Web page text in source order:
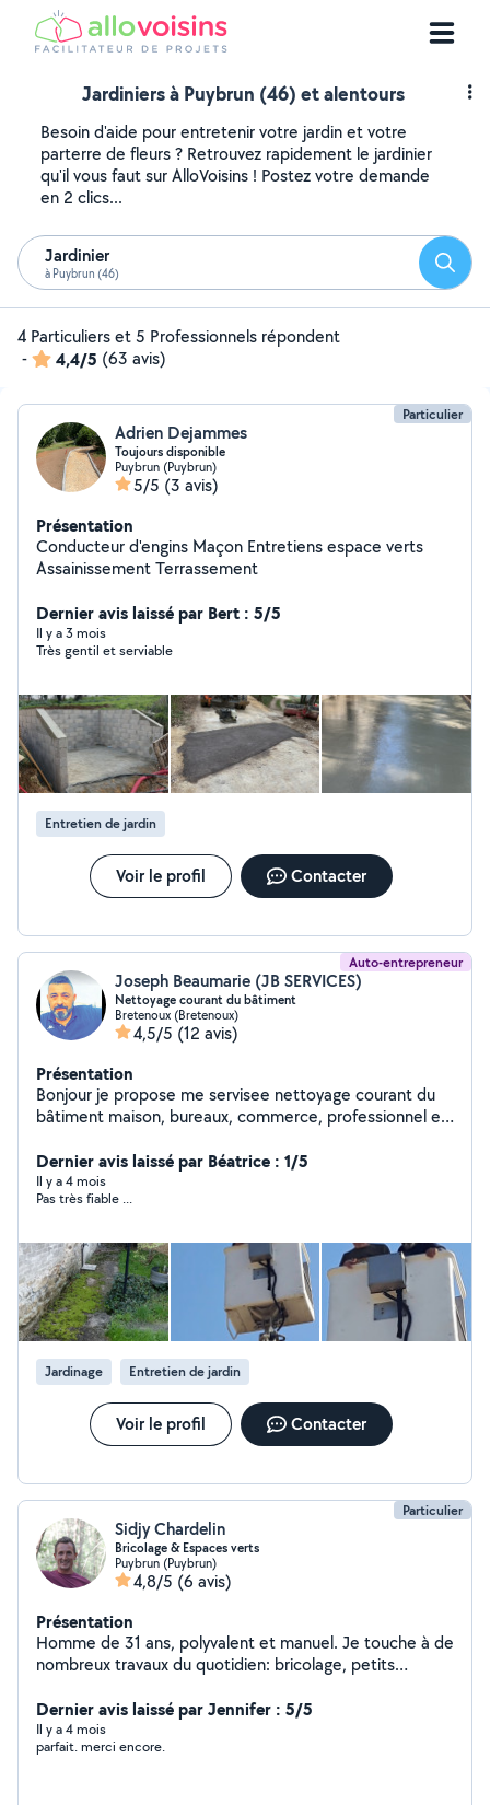
Jardiniers à Puybrun (46) et alentours
Besoin d'aide pour entretenir votre jardin et votre
parterre de fleurs ? Retrouvez rapidement le jardinier
qu'il vous faut sur AlloVoisins ! Postez votre demande
en 2 clics...
Jardinier
à Puybrun (46)
4 Particuliers et 5 Professionnels répondent
-
4,4/5 (63 avis)
Particulier
Adrien Dejammes
Toujours disponible
Puybrun (Puybrun)
5/5 (3 avis)
Présentation
Conducteur d'engins Maçon Entretiens espace verts
Assainissement Terrassement
Dernier avis laissé par Bert : 5/5
Il y a 3 mois
Très gentil et serviable
Entretien de jardin
Voir le profil Contacter
Auto-entrepreneur
Joseph Beaumarie (JB SERVICES)
Nettoyage courant du bâtiment
Bretenoux (Bretenoux)
4,5/5 (12 avis)
Présentation
Bonjour je propose me servisee nettoyage courant du
bâtiment maison, bureaux, commerce, professionnel et
entretien Parc et jardin évacuation des échets verts ,
(traitement anti mousse) pour plus de renseignements
esite pas à prendre contact pour vos futurs projets de
travaux effectués dans les plus brefs délais
Dernier avis laissé par Béatrice : 1/5
Il y a 4 mois
Pas très fiable ...
Jardinage Entretien de jardin
Voir le profil Contacter
Particulier
Sidjy Chardelin
Bricolage & Espaces verts
Puybrun (Puybrun)
4,8/5 (6 avis)
Présentation
Homme de 31 ans, polyvalent et manuel. Je touche à de
nombreux travaux du quotidien: bricolage, petits
etc. Expérience en espaces verts (tonte, taille,
nettoyage, entretien de jardin, pose de clôture).
Actuellement en activité dans le domaine de la
Dernier avis laissé par Jennifer : 5/5
Il y a 4 mois
parfait. merci encore.